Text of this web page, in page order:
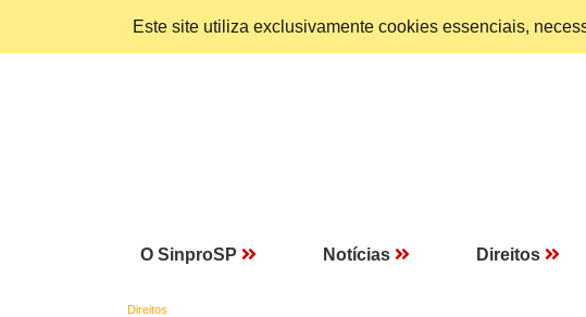
Este site utiliza exclusivamente cookies essenciais,
O SinproSP Notícias Direitos
Direitos